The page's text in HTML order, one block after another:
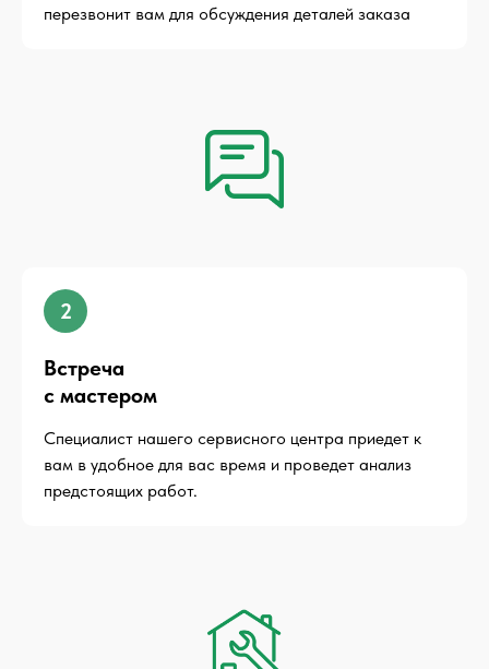
перезвонит вам для обсуждения деталей заказа
2
Встреча
с мастером
Специалист нашего сервисного центра приедет к
вам в удобное для вас время и проведет анализ
предстоящих работ.